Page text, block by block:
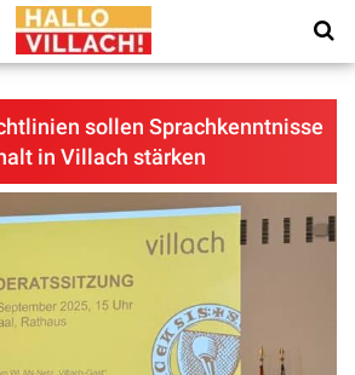
sollen Sprachkenntnisse
in Villach stärken